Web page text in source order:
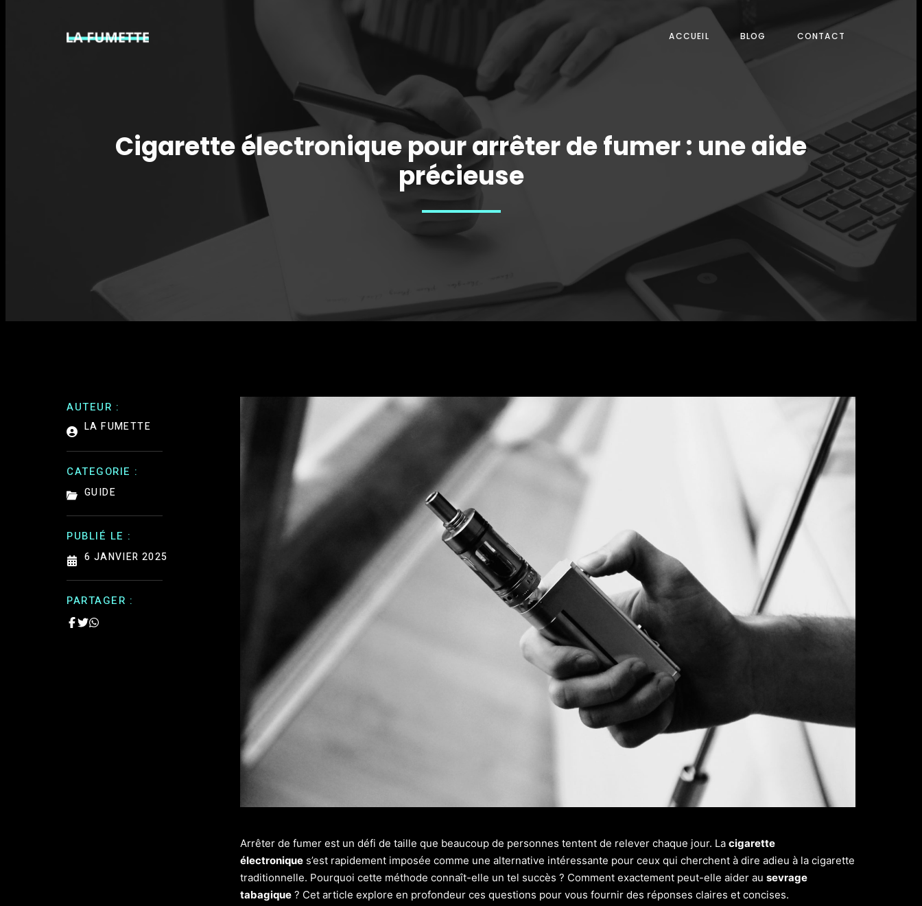
ACCUEIL BLOG CONTACT
Cigarette électronique pour arrêter de fumer : une aide
précieuse
AUTEUR :
LA FUMETTE
CATEGORIE :
GUIDE
PUBLIÉ LE :
6 JANVIER 2025
PARTAGER :
Arrêter de fumer est un défi de taille que beaucoup de personnes tentent de relever chaque jour. La cigarette
électroniques’est rapidement imposée comme une alternative intéressante pour ceux qui cherchent à dire adieu à la cigarette
traditionnelle. Pourquoi cette méthode connaît-elle un tel succès ? Comment exactement peut-elle aider au sevrage
tabagique? Cet article explore en profondeur ces questions pour vous fournir des réponses claires et concises.